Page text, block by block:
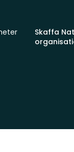
Skaffa